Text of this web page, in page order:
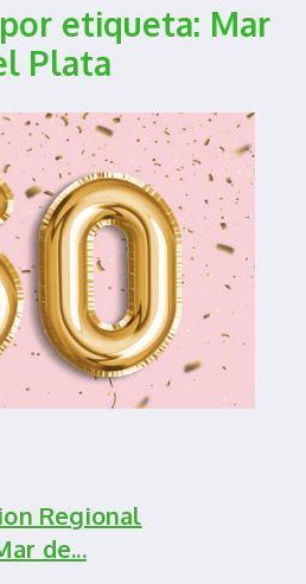
etiqueta: Mar
Plata
Regional
de...